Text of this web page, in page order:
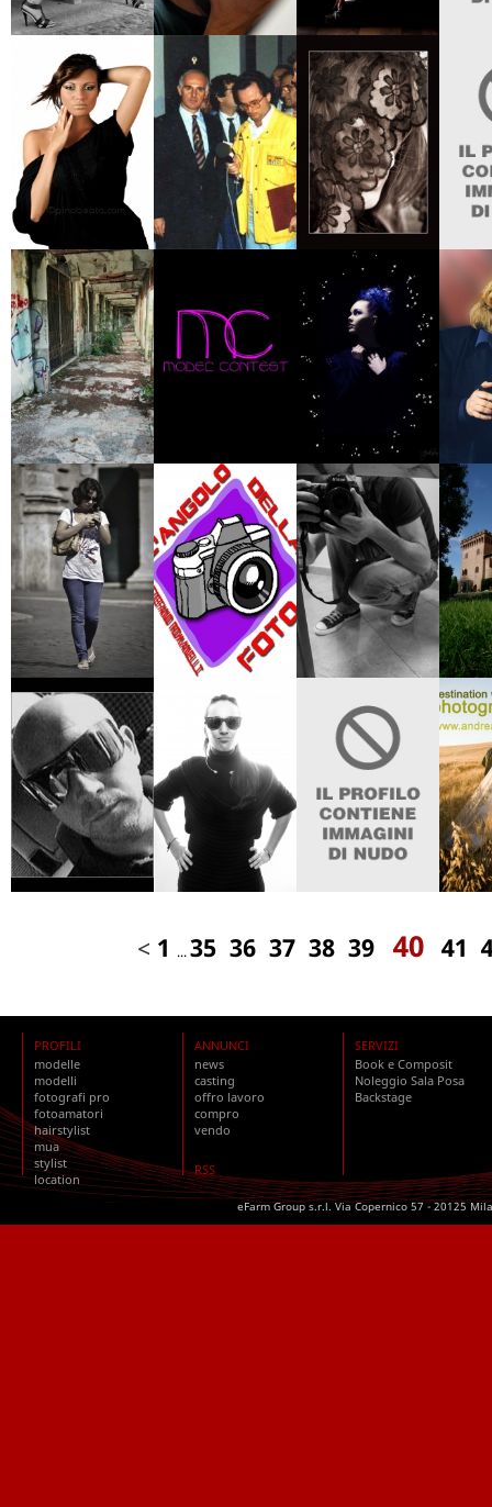
< 1 ...35 36 37 38 39 40 41
PROFILI
modelle
modelli
fotografi pro
fotoamatori
hairstylist
mua
stylist
location
ANNUNCI
news
casting
offro lavoro
compro
vendo
RSS
SERVIZI
Book e Composit
Noleggio Sala Posa
Backstage
eFarm Group s.r.l. Via Copernico 57 - 20125